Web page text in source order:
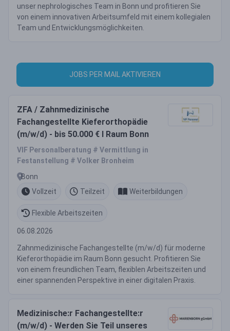
unser nephrologisches Team in Bonn und profitieren Sie
von einem innovativen Arbeitsumfeld mit einem kollegialen
Team und Entwicklungsmöglichkeiten.
JOBS PER MAIL AKTIVIEREN
ZFA / Zahnmedizinische
Fachangestellte Kieferorthopädie
(m/w/d) - bis 50.000 € I Raum Bonn
VIF Personalberatung # Vermittlung in
Festanstellung # Volker Bronheim
Bonn
Vollzeit
Teilzeit Weiterbildungen
Flexible Arbeitszeiten
06.08.2026
Zahnmedizinische Fachangestellte (m/w/d) für moderne
Kieferorthopädie im Raum Bonn gesucht. Profitieren Sie
von einem freundlichen Team, flexiblen Arbeitszeiten und
einer spannenden Perspektive in einer digitalen Praxis.
Medizinische:r Fachangestellte:r
(m/w/d) - Werden Sie Teil unseres